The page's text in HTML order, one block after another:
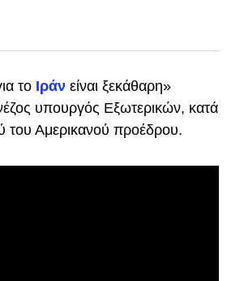
το Ιράν είναι ξεκάθαρη»
υπουργός Εξωτερικών, κατά
του Αμερικανού προέδρου.